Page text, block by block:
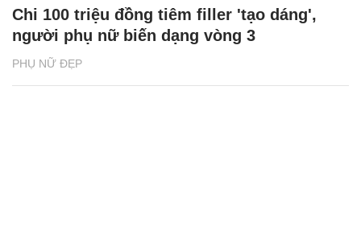
PHỤ NỮ ĐẸP
Chi 100 triệu đồng tiêm filler 'tạo dáng',
người phụ nữ biến dạng vòng 3